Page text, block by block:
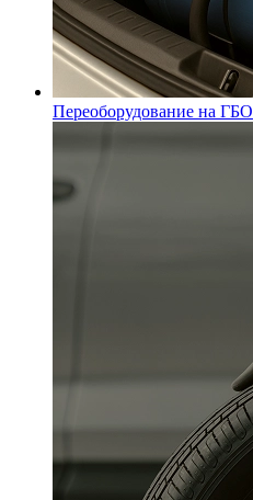
Переоборудование на ГБО